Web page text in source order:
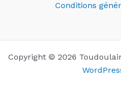
Conditions
Copyright © 2026